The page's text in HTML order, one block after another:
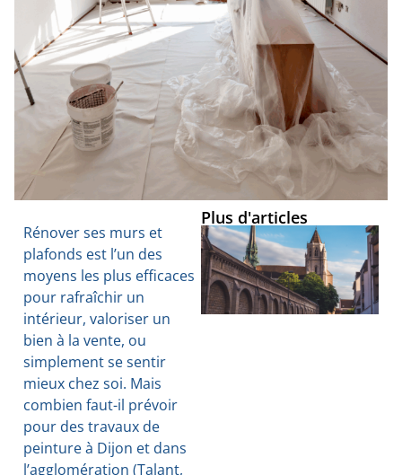
Rénover ses murs et
plafonds est l’un des
moyens les plus efficaces
pour rafraîchir un
intérieur, valoriser un
bien à la vente, ou
simplement se sentir
mieux chez soi. Mais
combien faut-il prévoir
pour des travaux de
peinture à Dijon et dans
l’agglomération (Talant,
Plus d'articles